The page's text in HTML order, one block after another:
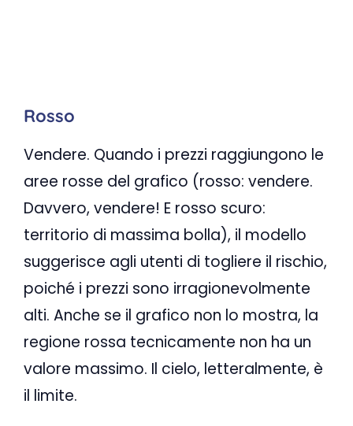
Rosso
Vendere. Quando i prezzi raggiungono le
aree rosse del grafico (rosso: vendere.
Davvero, vendere! E rosso scuro:
territorio di massima bolla), il modello
suggerisce agli utenti di togliere il rischio,
poiché i prezzi sono irragionevolmente
alti. Anche se il grafico non lo mostra, la
regione rossa tecnicamente non ha un
valore massimo. Il cielo, letteralmente, è
il limite.